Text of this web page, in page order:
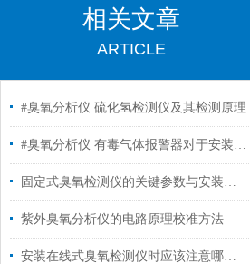
相关文章
ARTICLE
#臭氧分析仪 硫化氢检测仪及其检测原理
#臭氧分析仪 有毒气体报警器对于安装位置的要求​
固定式臭氧检测仪的关键参数与安装要求
紫外臭氧分析仪的电路原理校准方法
安装在线式臭氧检测仪时应该注意哪些要点